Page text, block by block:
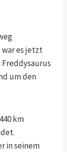
es jetzt
um den
km
in seinem